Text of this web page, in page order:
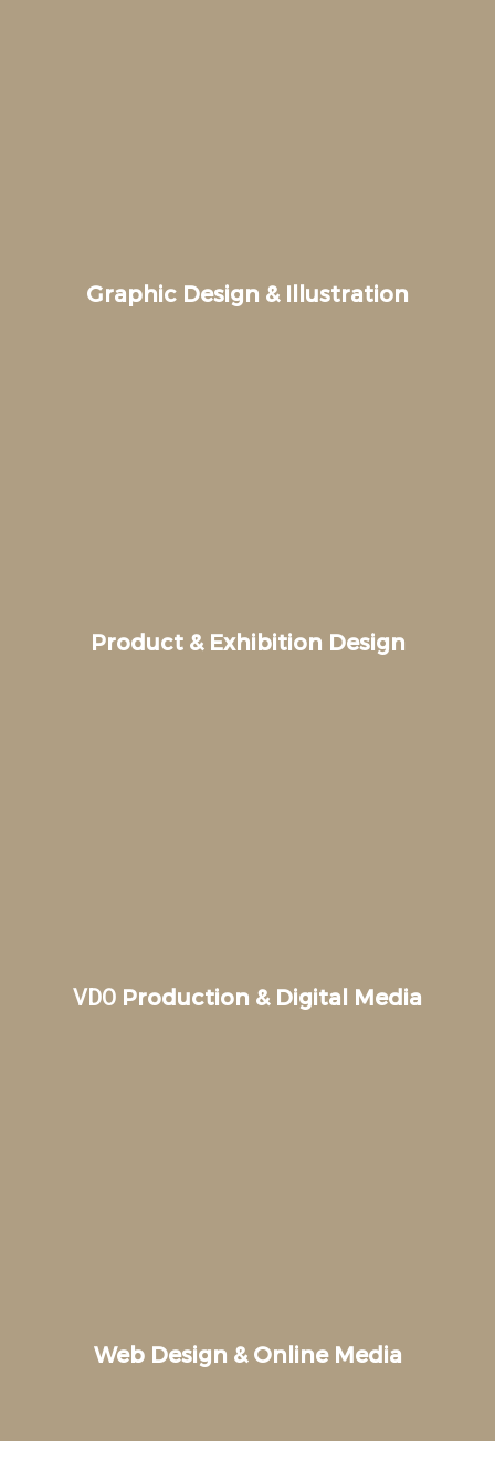
Graphic Design & Illustration
Product & Exhibition Design
VDO Production & Digital Media
Web Design & Online Media